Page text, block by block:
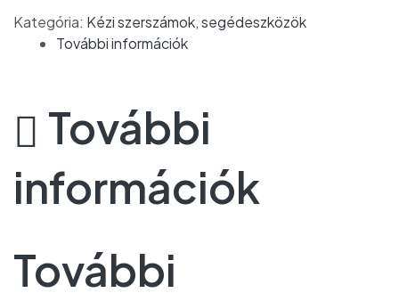
Kategória: Kézi szerszámok, segédeszközök
További információk
További
információk
További